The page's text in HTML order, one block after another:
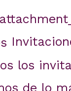
los
de lo